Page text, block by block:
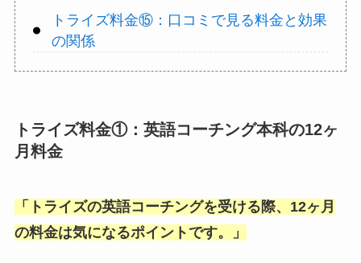
トライズ料金⑮：口コミで見る料金と効果
の関係
トライズ料金①：英語コーチング本科の12ヶ
月料金
「
トライズの英語コーチングを受ける際、12ヶ月
の料金は気になるポイントです。
」